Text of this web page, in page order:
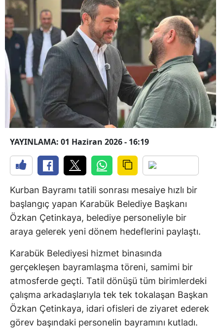
YAYINLAMA: 01 Haziran 2026 - 16:19
Kurban Bayramı tatili sonrası mesaiye hızlı bir
başlangıç yapan Karabük Belediye Başkanı
Özkan Çetinkaya, belediye personeliyle bir
araya gelerek yeni dönem hedeflerini paylaştı.
Karabük Belediyesi hizmet binasında
gerçekleşen bayramlaşma töreni, samimi bir
atmosferde geçti. Tatil dönüşü tüm birimlerdeki
çalışma arkadaşlarıyla tek tek tokalaşan Başkan
Özkan Çetinkaya, idari ofisleri de ziyaret ederek
görev başındaki personelin bayramını kutladı.